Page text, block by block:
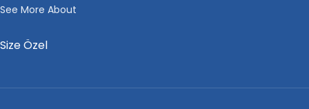
See More About
Size Özel